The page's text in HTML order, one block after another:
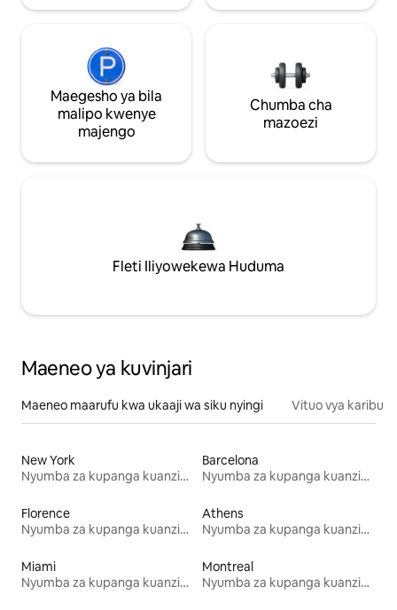
Maegesho ya bila
malipo kwenye
majengo
Chumba cha
mazoezi
Fleti Iliyowekewa Huduma
Maeneo ya kuvinjari
Maeneo maarufu kwa ukaaji wa siku nyingi Vituo vya karibu
New York
Nyumba za kupanga kuanzia mwezi mmoja
Barcelona
Nyumba za kupanga kuanzia mwezi mmoja
Florence
Nyumba za kupanga kuanzia mwezi mmoja
Athens
Nyumba za kupanga kuanzia mwezi mmoja
Miami
Nyumba za kupanga kuanzia mwezi mmoja
Montreal
Nyumba za kupanga kuanzia mwezi mmoja